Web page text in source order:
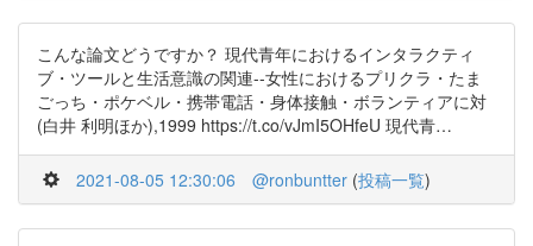
こんな論文どうですか？ 現代青年におけるインタラクティ
ブ・ツールと生活意識の関連--女性におけるプリクラ・たま
ごっち・ポケベル・携帯電話・身体接触・ボランティアに対
(白井 利明ほか),1999 https://t.co/vJmI5OHfeU 現代青…
2021-08-05 12:30:06 @ronbuntter (投稿一覧)